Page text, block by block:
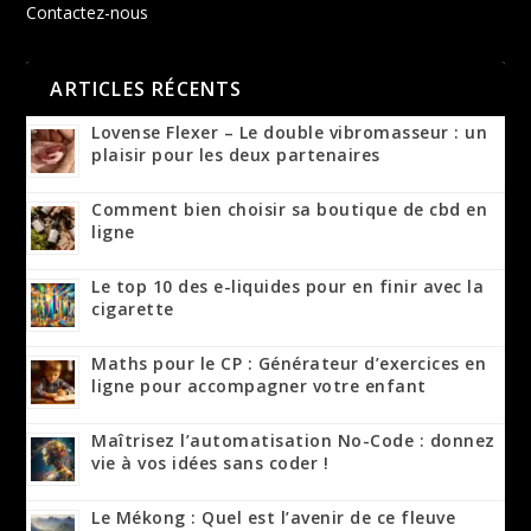
Contactez-nous
ARTICLES RÉCENTS
Lovense Flexer – Le double vibromasseur : un
plaisir pour les deux partenaires
Comment bien choisir sa boutique de cbd en
ligne
Le top 10 des e-liquides pour en finir avec la
cigarette
Maths pour le CP : Générateur d’exercices en
ligne pour accompagner votre enfant
Maîtrisez l’automatisation No-Code : donnez
vie à vos idées sans coder !
Le Mékong : Quel est l’avenir de ce fleuve